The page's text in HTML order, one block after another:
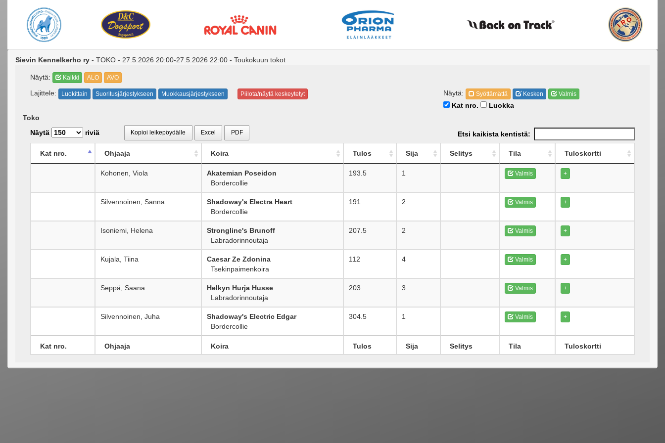
Sievin Kennelkerho ry - TOKO - 27.5.2026 20:00-27.5.2026 22:00 - Toukokuun tokot
Näytä: Kaikki ALO AVO
Lajittele: Luokittain Suoritusjärjestykseen Muokkausjärjestykseen Piilota/näytä keskeytetyt Näytä: Syöttämättä Kesken Valmis
Kat nro.
Luokka
Toko
Näytä
riviä Kopioi leikepöydälle Excel PDF Etsi kaikista kentistä:
Kat nro. Ohjaaja Koira Tulos Sija Selitys Tila Tuloskortti
Kohonen, Viola
Akatemian Poseidon
Bordercollie
193.5 1 Valmis +
Silvennoinen, Sanna
Shadoway's Electra Heart
Bordercollie
191 2 Valmis +
Isoniemi, Helena
Strongline's Brunoff
Labradorinnoutaja
207.5 2 Valmis +
Kujala, Tiina
Caesar Ze Zdonina
Tsekinpaimenkoira
112 4 Valmis +
Seppä, Saana
Helkyn Hurja Husse
Labradorinnoutaja
203 3 Valmis +
Silvennoinen, Juha
Shadoway's Electric Edgar
Bordercollie
304.5 1 Valmis +
Kat nro. Ohjaaja Koira Tulos Sija Selitys Tila Tuloskortti